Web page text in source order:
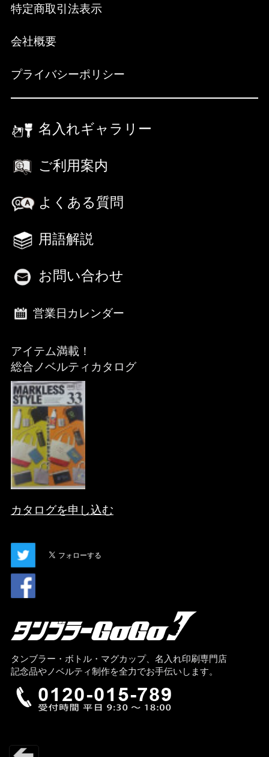
特定商取引法表示
会社概要
プライバシーポリシー
名入れギャラリー
ご利用案内
よくある質問
用語解説
お問い合わせ
営業日カレンダー
アイテム満載！
総合ノベルティカタログ
カタログを申し込む
タンブラー・ボトル・マグカップ、名入れ印刷専門店
記念品やノベルティ制作を全力でお手伝いします。